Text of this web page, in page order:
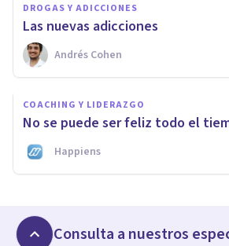
DROGAS Y ADICCIONES
Las nuevas adicciones
Andrés Cohen
COACHING Y LIDERAZGO
No se puede ser feliz todo el
Happiens
Consulta a nuestros